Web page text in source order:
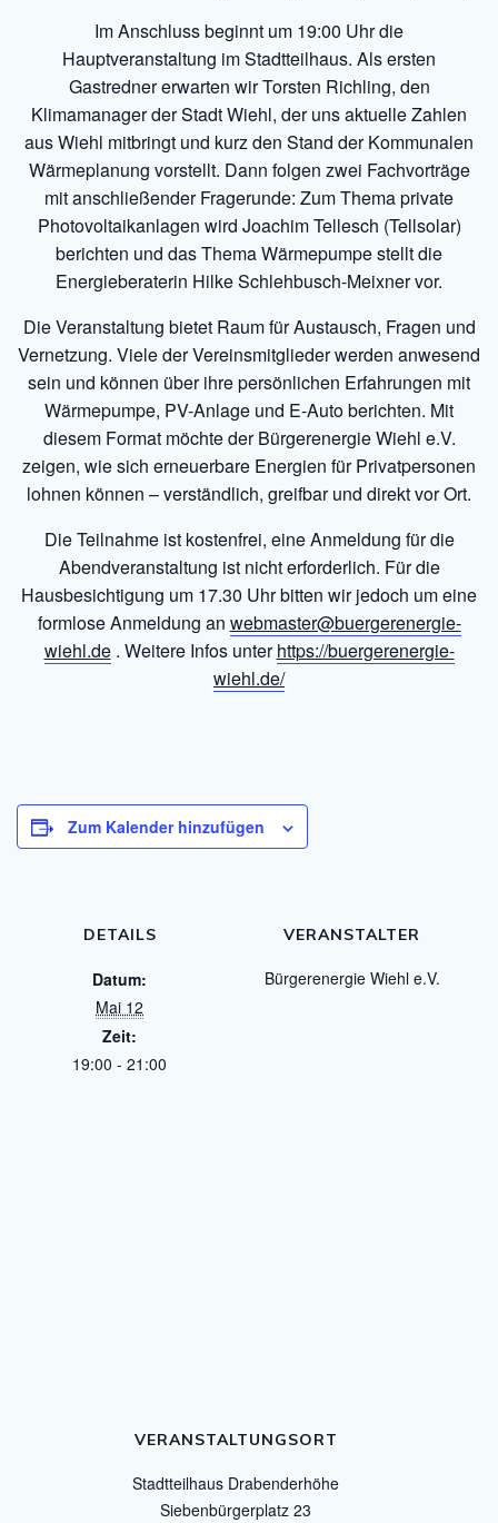
Im Anschluss beginnt um 19:00 Uhr die
Hauptveranstaltung im Stadtteilhaus. Als ersten
Gastredner erwarten wir Torsten Richling, den
Klimamanager der Stadt Wiehl, der uns aktuelle Zahlen
aus Wiehl mitbringt und kurz den Stand der Kommunalen
Wärmeplanung vorstellt. Dann folgen zwei Fachvorträge
mit anschließender Fragerunde: Zum Thema private
Photovoltaikanlagen wird Joachim Tellesch (Tellsolar)
berichten und das Thema Wärmepumpe stellt die
Energieberaterin Hilke Schlehbusch-Meixner vor.
Die Veranstaltung bietet Raum für Austausch, Fragen und
Vernetzung. Viele der Vereinsmitglieder werden anwesend
sein und können über ihre persönlichen Erfahrungen mit
Wärmepumpe, PV-Anlage und E-Auto berichten. Mit
diesem Format möchte der Bürgerenergie Wiehl e.V.
zeigen, wie sich erneuerbare Energien für Privatpersonen
lohnen können – verständlich, greifbar und direkt vor Ort.
Die Teilnahme ist kostenfrei, eine Anmeldung für die
Abendveranstaltung ist nicht erforderlich. Für die
Hausbesichtigung um 17.30 Uhr bitten wir jedoch um eine
formlose Anmeldung an webmaster@buergerenergie-
wiehl.de. Weitere Infos unterhttps://buergerenergie-
wiehl.de/
Zum Kalender hinzufügen
DETAILS
Datum:
Mai 12
Zeit:
19:00 - 21:00
VERANSTALTER
Bürgerenergie Wiehl e.V.
VERANSTALTUNGSORT
Stadtteilhaus Drabenderhöhe
Siebenbürgerplatz 23